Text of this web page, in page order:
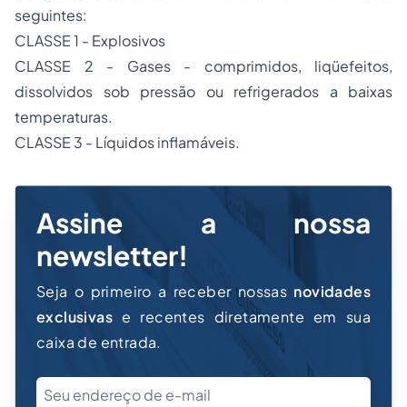
seguintes:
CLASSE 1 - Explosivos
CLASSE 2 - Gases - comprimidos, liqüefeitos,
dissolvidos sob pressão ou refrigerados a baixas
temperaturas.
CLASSE 3 - Líquidos inflamáveis.
Assine a nossa
newsletter!
Seja o primeiro a receber nossas novidades
exclusivas e recentes diretamente em sua
caixa de entrada.